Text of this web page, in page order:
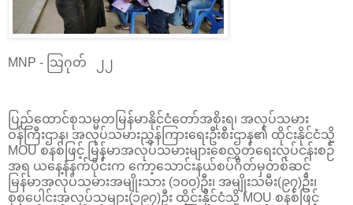
MNP - သြဂုတ် ၂၂
ပြည်ထောင်စုသမ္မတမြန်မာနိုင်ငံတော်အစိုးရ၊ အလုပ်သမား
ဝန်ကြီးဌာန၊ အလုပ်သမားညွှန်ကြားရေးဦးစီးဌာန၏ ထိုင်းနိုင်ငံသို့
MOU စနစ်ဖြင့် မြန်မာအလုပ်သမားများစေလွှတ်ရေးလုပ်ငန်းစဉ်
အရ ယနေ့နံနက်ပိုင်းက ကော့သောင်းနယ်စပ်ဂိတ်မှတစ်ဆင့်
မြန်မာအလုပ်သမားအမျိုးသား (၁၀၀)ဦး၊ အမျိုးသမီး(၉၇)ဦး၊
စုစုပေါင်းအလုပ်သများ(၁၉၇)ဦး ထိုင်းနိုင်ငံသို့ MOU စနစ်ဖြင့်